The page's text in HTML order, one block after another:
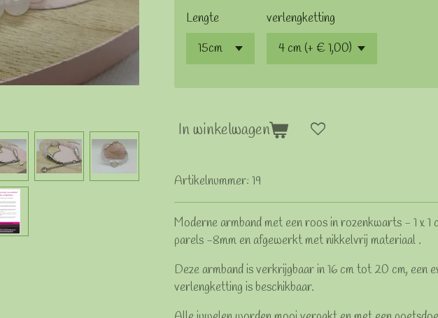
Lengte verlengketting
In winkelwagen
Artikelnummer: 19
Moderne armband met een roos in rozenkwarts - 1 x 1
parels -8mm en afgewerkt met nikkelvrij materiaal .
Deze armband is verkrijgbaar in 16 cm tot 20 cm, een
verlengketting is beschikbaar.